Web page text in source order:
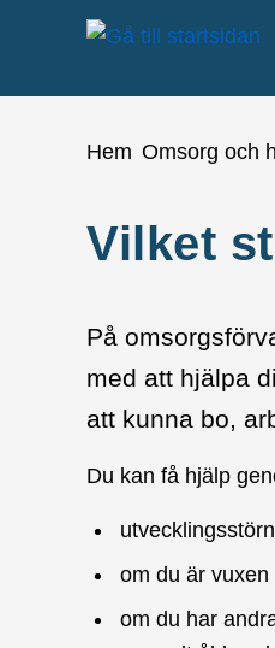
Gå till innehåll
till sidomeny
Du är här:
Hem Omsorg och
Vilket
På
med att hjälpa
att kunna bo,
Du kan få hjälp
om du är
om du har